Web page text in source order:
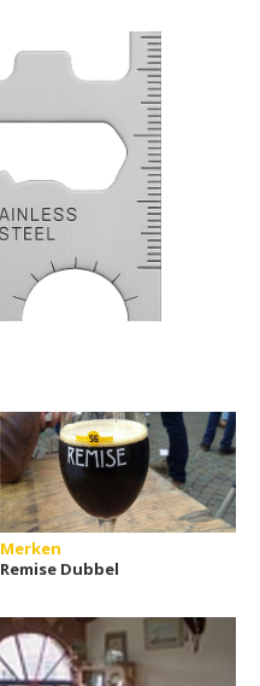
Merken
Remise Dubbel